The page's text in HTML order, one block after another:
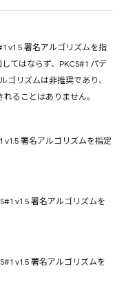
v1.5 署名アルゴリズムを指
てはならず、PKCS#1 パデ
ゴリズムは非推奨であり、
ることはありません。
v1.5 署名アルゴリズムを指定
v1.5 署名アルゴリズムを
v1.5 署名アルゴリズムを